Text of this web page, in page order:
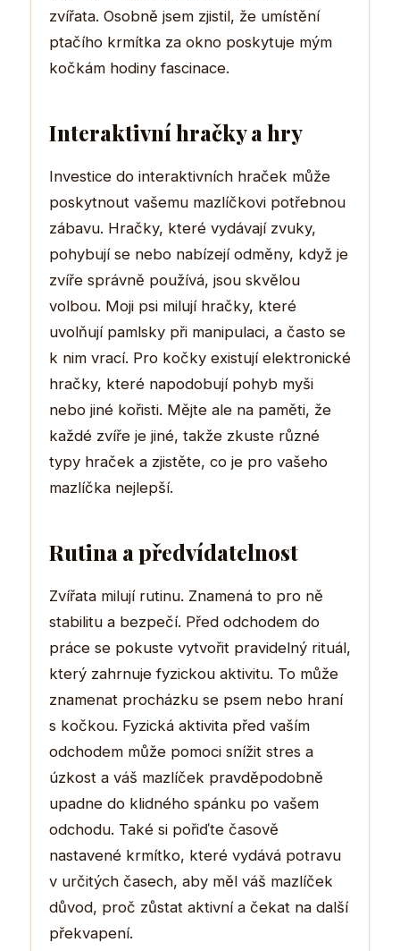
zvířata. Osobně jsem zjistil, že umístění
ptačího krmítka za okno poskytuje mým
kočkám hodiny fascinace.
Interaktivní hračky a hry
Investice do interaktivních hraček může
poskytnout vašemu mazlíčkovi potřebnou
zábavu. Hračky, které vydávají zvuky,
pohybují se nebo nabízejí odměny, když je
zvíře správně používá, jsou skvělou
volbou. Moji psi milují hračky, které
uvolňují pamlsky při manipulaci, a často se
k nim vrací. Pro kočky existují elektronické
hračky, které napodobují pohyb myši
nebo jiné kořisti. Mějte ale na paměti, že
každé zvíře je jiné, takže zkuste různé
typy hraček a zjistěte, co je pro vašeho
mazlíčka nejlepší.
Rutina a předvídatelnost
Zvířata milují rutinu. Znamená to pro ně
stabilitu a bezpečí. Před odchodem do
práce se pokuste vytvořit pravidelný rituál,
který zahrnuje fyzickou aktivitu. To může
znamenat procházku se psem nebo hraní
s kočkou. Fyzická aktivita před vaším
odchodem může pomoci snížit stres a
úzkost a váš mazlíček pravděpodobně
upadne do klidného spánku po vašem
odchodu. Také si pořiďte časově
nastavené krmítko, které vydává potravu
v určitých časech, aby měl váš mazlíček
důvod, proč zůstat aktivní a čekat na další
překvapení.